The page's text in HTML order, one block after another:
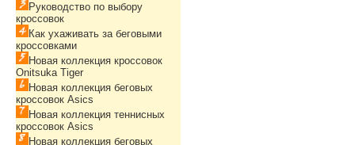
Руководство по выбору
кроссовок
Как ухаживать за беговыми
кроссовками
Новая коллекция кроссовок
Onitsuka Tiger
Новая коллекция беговых
кроссовок Asics
Новая коллекция теннисных
кроссовок Asics
Новая коллекция беговых